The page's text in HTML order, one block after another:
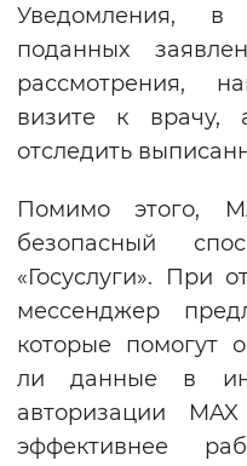
Воспроизвести
Уведомления, в
поданных
рассмотрения,
визите к врачу,
отследить
Помимо этого,
безопасный
«Госуслуги». При
мессенджер
которые помогут
ли данные в
авторизации
эффективнее